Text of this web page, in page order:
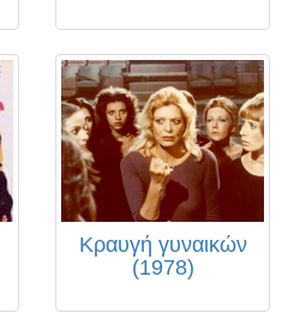
Κραυγή γυναικών
(1978)